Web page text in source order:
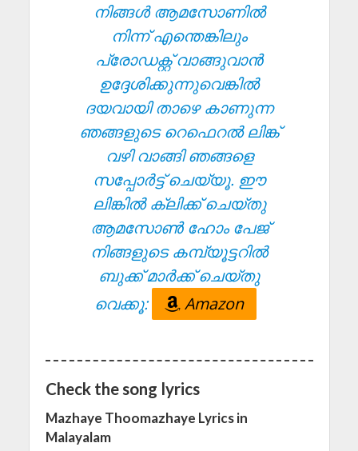
നിങ്ങൾ ആമസോണിൽ
നിന്ന് എന്തെങ്കിലും
പ്രോഡക്റ്റ് വാങ്ങുവാൻ
ഉദ്ദേശിക്കുന്നുവെങ്കിൽ
ദയവായി താഴെ കാണുന്ന
ഞങ്ങളുടെ റെഫെറൽ ലിങ്ക്
വഴി വാങ്ങി ഞങ്ങളെ
സപ്പോർട്ട് ചെയ്യൂ. ഈ
ലിങ്കിൽ ക്ലിക്ക് ചെയ്തു
ആമസോൺ ഹോം പേജ്
നിങ്ങളുടെ കമ്പ്യൂട്ടറിൽ
ബുക്ക് മാർക്ക് ചെയ്തു
വെക്കൂ:
Amazon
Check the song lyrics
Mazhaye Thoomazhaye Lyrics in
Malayalam